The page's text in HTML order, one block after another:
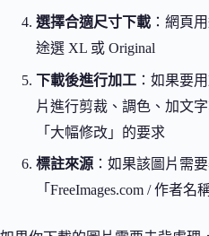
選擇合適尺寸下載 ：網頁
途選 XL 或 Original
下載後進行加工 ：如果要
片進行剪裁、調色、加文
「大幅修改」的要求
標註來源 ：如果該圖片需
「FreeImages.com / 作者名